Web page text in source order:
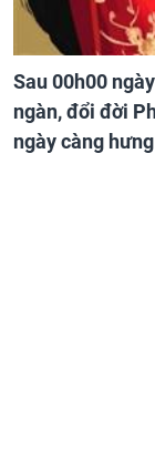
Sau 00h00
ngàn, đổi đời
ngày càng